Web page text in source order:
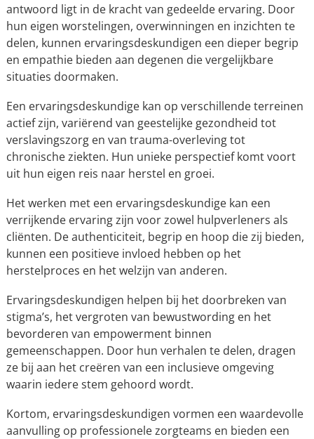
antwoord ligt in de kracht van gedeelde ervaring. Door
hun eigen worstelingen, overwinningen en inzichten te
delen, kunnen ervaringsdeskundigen een dieper begrip
en empathie bieden aan degenen die vergelijkbare
situaties doormaken.
Een ervaringsdeskundige kan op verschillende terreinen
actief zijn, variërend van geestelijke gezondheid tot
verslavingszorg en van trauma-overleving tot
chronische ziekten. Hun unieke perspectief komt voort
uit hun eigen reis naar herstel en groei.
Het werken met een ervaringsdeskundige kan een
verrijkende ervaring zijn voor zowel hulpverleners als
cliënten. De authenticiteit, begrip en hoop die zij bieden,
kunnen een positieve invloed hebben op het
herstelproces en het welzijn van anderen.
Ervaringsdeskundigen helpen bij het doorbreken van
stigma’s, het vergroten van bewustwording en het
bevorderen van empowerment binnen
gemeenschappen. Door hun verhalen te delen, dragen
ze bij aan het creëren van een inclusieve omgeving
waarin iedere stem gehoord wordt.
Kortom, ervaringsdeskundigen vormen een waardevolle
aanvulling op professionele zorgteams en bieden een